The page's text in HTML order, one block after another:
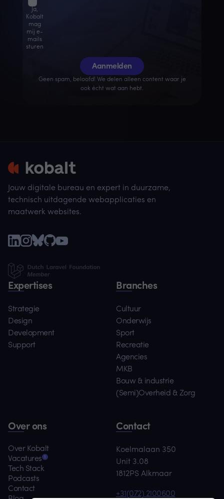
Ja,
Kobalt
mag
mij e-
mails
sturen
Aanmelden
Geen spam, beloofd! We delen alleen content waar je
ook écht wat aan hebt.
Jouw digitale bureau en expert in duurzame,
technisch uitdagende webapplicaties en
maatwerk websites.
Expertises
Strategie
Design
Development
Support
Branches
Cultuur
Onderwijs
Sport
Recreatie
Agencies
MKB
Bouw & industrie
(Semi)Overheid & Zorg
Over ons
Over Kobalt
Vacatures 1
Tech Stack
Podcasts
Contact
Contact
Koelmalaan 350
Unit 3.08
1812PS Alkmaar
+31(072) 2100600